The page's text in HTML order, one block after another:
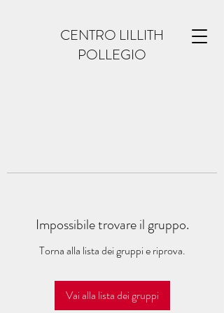
CENTRO LILLITH
POLLEGIO
Impossibile trovare il gruppo.
Torna alla lista dei gruppi e riprova.
Vai alla lista dei gruppi